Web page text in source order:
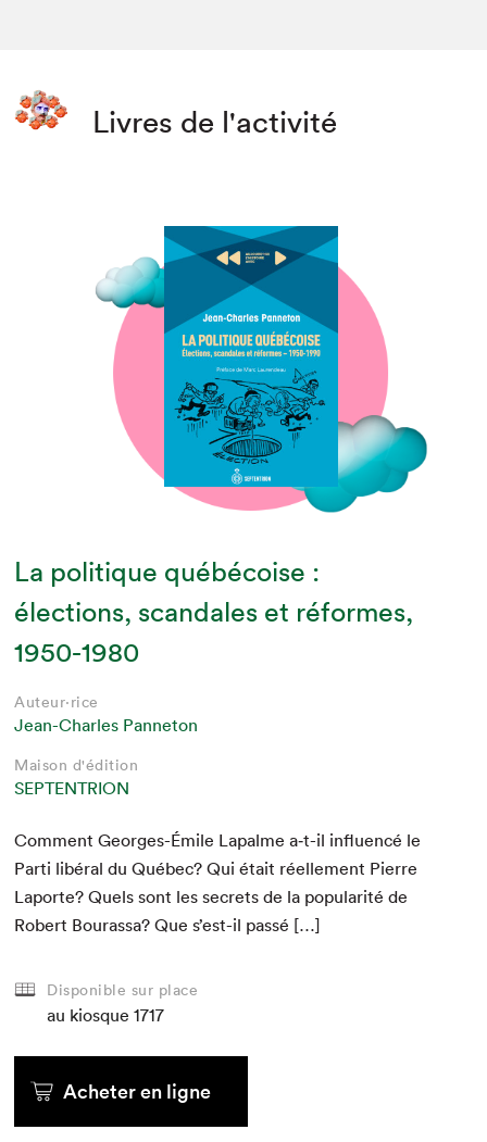
Livres de l'activité
La politique québécoise :
élections, scandales et réformes,
1950-1980
Auteur·rice
Jean-Charles Panneton
Maison d'édition
SEPTENTRION
Com­ment Georges-Émile Lapalme a‑t-il influ­encé le
Par­ti libéral du Québec? Qui était réelle­ment Pierre
Laporte? Quels sont les secrets de la pop­u­lar­ité de
Robert Bouras­sa? Que s’est-il passé […]
Disponible sur place
au kiosque 1717
Acheter en ligne